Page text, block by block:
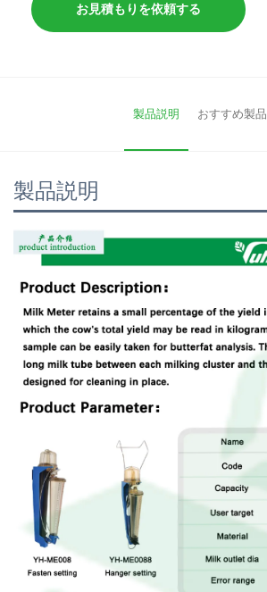
お見積もりを依頼する
製品説明 おすすめ製品
製品説明